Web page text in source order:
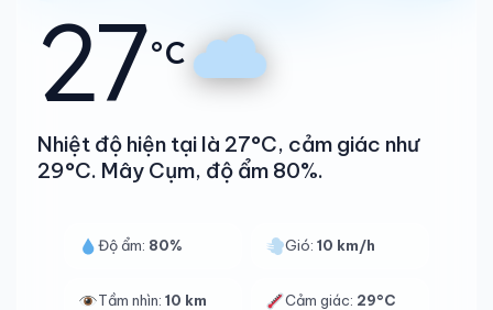
27°C
Nhiệt độ hiện tại là 27°C, cảm giác như
29°C. Mây Cụm, độ ẩm 80%.
Độ ẩm: 80% Gió:10 km/h
Tầm nhìn: 10 km Cảm giác: 29°C